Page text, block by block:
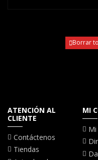
Borrar
ATENCIÓN AL
CLIENTE
Contáctenos
Tiendas
MI